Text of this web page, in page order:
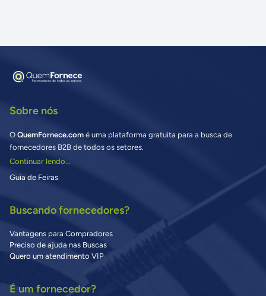
Sobre nós
O QuemFornece.com é uma plataforma gratuita para a busca de
fornecedores B2B de todos os setores.
Continuar lendo...
Guia de Feiras
Buscando fornecedores?
Vantagens para Compradores
Preciso de ajuda nas Buscas
Quero um atendimento VIP
É um fornecedor?